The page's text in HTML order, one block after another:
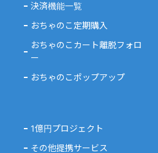
決済機能一覧
おちゃのこ定期購入
おちゃのこカート離脱フォロ
ー
おちゃのこポップアップ
1億円プロジェクト
その他提携サービス